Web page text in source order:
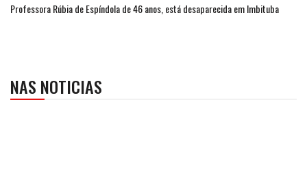
Professora Rúbia de Espíndola de 46 anos, está desaparecida em Imbituba
NAS NOTICIAS